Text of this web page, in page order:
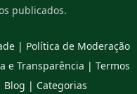
publicados.
| Política de Moderação
e Transparência | Termos
Blog | Categorias